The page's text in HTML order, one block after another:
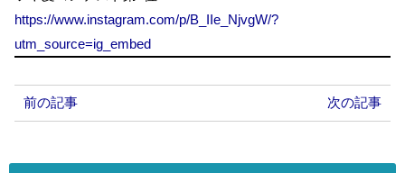
https://www.instagram.com/p/B_IIe_NjvgW/?
utm_source=ig_embed
前の記事 次の記事